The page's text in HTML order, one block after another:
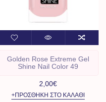
Golden Rose Extreme Gel
Shine Nail Color 49
2,00€
+ΠΡΟΣΘΉΚΗ ΣΤΟ ΚΑΛΆΘΙ